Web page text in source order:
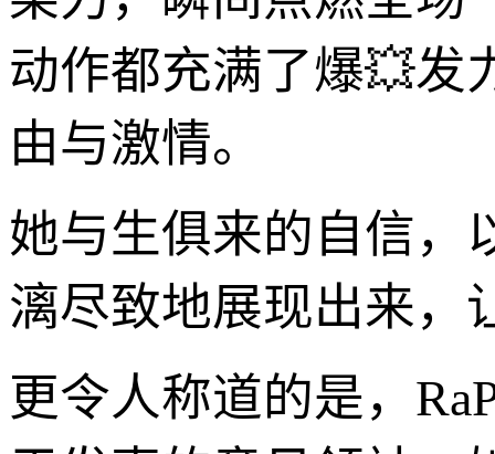
动作都充满了爆💥发
由与激情。
她与生俱来的自信，
漓尽致地展现出来，
更令人称道的是，